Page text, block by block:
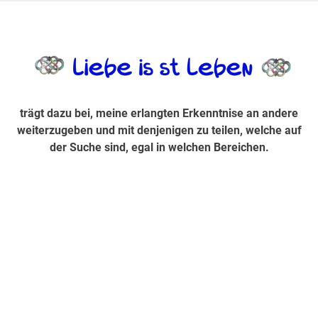
Suche sind, egal in welchen Bereichen.
trägt dazu bei, meine erlangten Erkenntnise an andere
weiterzugeben und mit denjenigen zu teilen, welche auf
der Suche sind, egal in welchen Bereichen.